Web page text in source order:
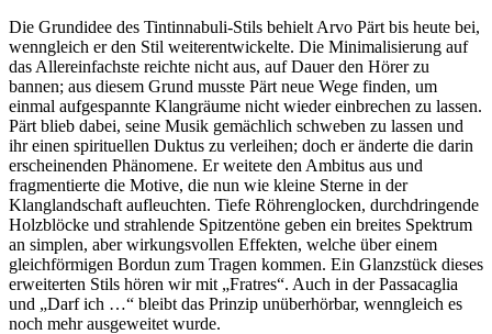
Die Grundidee des Tintinnabuli-Stils behielt Arvo Pärt bis heute bei,
wenngleich er den Stil weiterentwickelte. Die Minimalisierung auf
das Allereinfachste reichte nicht aus, auf Dauer den Hörer zu
bannen; aus diesem Grund musste Pärt neue Wege finden, um
einmal aufgespannte Klangräume nicht wieder einbrechen zu lassen.
Pärt blieb dabei, seine Musik gemächlich schweben zu lassen und
ihr einen spirituellen Duktus zu verleihen; doch er änderte die darin
erscheinenden Phänomene. Er weitete den Ambitus aus und
fragmentierte die Motive, die nun wie kleine Sterne in der
Klanglandschaft aufleuchten. Tiefe Röhrenglocken, durchdringende
Holzblöcke und strahlende Spitzentöne geben ein breites Spektrum
an simplen, aber wirkungsvollen Effekten, welche über einem
gleichförmigen Bordun zum Tragen kommen. Ein Glanzstück dieses
erweiterten Stils hören wir mit „Fratres“. Auch in der Passacaglia
und „Darf ich …“ bleibt das Prinzip unüberhörbar, wenngleich es
noch mehr ausgeweitet wurde.